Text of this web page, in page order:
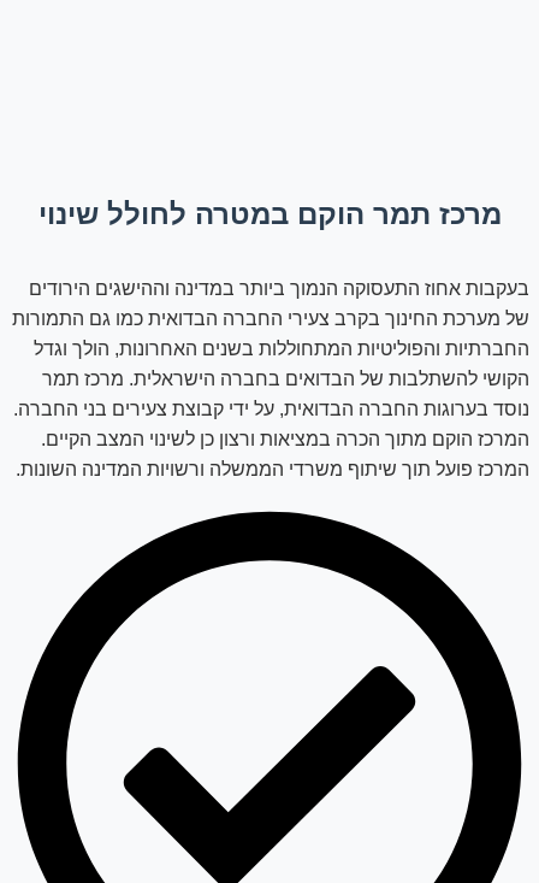
מרכז תמר הוקם במטרה לחולל שינוי
בעקבות אחוז התעסוקה הנמוך ביותר במדינה וההישגים הירודים
של מערכת החינוך בקרב צעירי החברה הבדואית כמו גם התמורות
החברתיות והפוליטיות המתחוללות בשנים האחרונות, הולך וגדל
הקושי להשתלבות של הבדואים בחברה הישראלית. מרכז תמר
נוסד בערוגות החברה הבדואית, על ידי קבוצת צעירים בני החברה.
המרכז הוקם מתוך הכרה במציאות ורצון כן לשינוי המצב הקיים.
המרכז פועל תוך שיתוף משרדי הממשלה ורשויות המדינה השונות.